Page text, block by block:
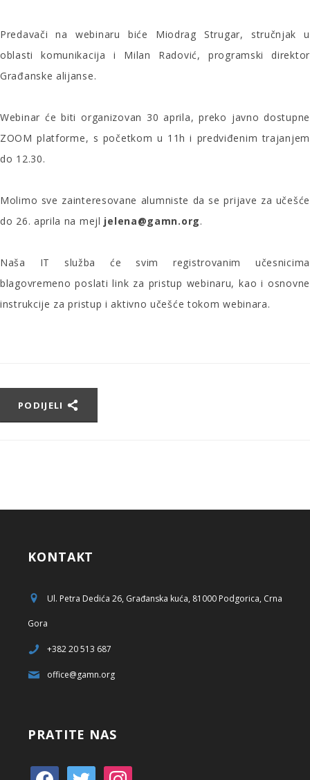
Predavači na webinaru biće Miodrag Strugar, stručnjak u
oblasti komunikacija i Milan Radović, programski direktor
Građanske alijanse.
Webinar će biti organizovan 30 aprila, preko javno dostupne
ZOOM platforme, s početkom u 11h i predviđenim trajanjem
do 12.30.
Molimo sve zainteresovane alumniste da se prijave za učešće
do 26. aprila na mejl jelena@gamn.org.
Naša IT služba će svim registrovanim učesnicima
blagovremeno poslati link za pristup webinaru, kao i osnovne
instrukcije za pristup i aktivno učešće tokom webinara.
PODIJELI
KONTAKT
Ul. Petra Dedića 26, Građanska kuća, 81000 Podgorica, Crna
Gora
+382 20 513 687
office@gamn.org
PRATITE NAS